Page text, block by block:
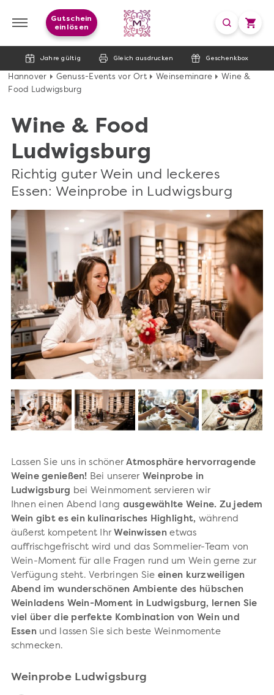
Jahre gültig Gleich ausdrucken Geschenkbox
Gutschein
einlösen
Hannover Genuss-Events vor Ort Weinseminare
Wine &
Food Ludwigsburg
Wine & Food
Ludwigsburg
Richtig guter Wein und leckeres
Essen: Weinprobe in Ludwigsburg
Lassen Sie uns in schönerAtmosphäre hervorragende
Weine genießen! Bei unserer Weinprobe in
Ludwigsburg bei Weinmoment servieren wir
Ihnen einen Abend lang ausgewählte Weine. Zu jedem
Wein gibt es ein kulinarisches Highlight, während
äußerst kompetent Ihr Weinwissenetwas
auffrischgefrischt wird und das Sommelier-Team von
Wein-Moment für alle Fragen rund um Wein gerne zur
Verfügung steht. Verbringen Sie einen kurzweiligen
Abend im wunderschönen Ambiente des hübschen
Weinladens Wein-Moment in Ludwigsburg, lernen Sie
viel über die perfekte Kombination von Wein und
Essenund lassen Sie sich beste Weinmomente
schmecken.
Weinprobe Ludwigsburg